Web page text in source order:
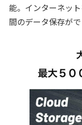
能。インターネッ
間のデータ保存がで